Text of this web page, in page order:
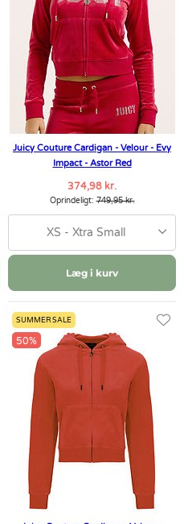
Juicy Couture Cardigan - Velour - Evy
Impact - Astor Red
374,98 kr.
Oprindeligt:749,95 kr.
XS - Xtra Small
Læg i kurv
SUMMER SALE
50%